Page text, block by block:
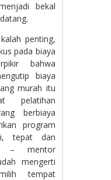
bekal
penting,
pada biaya
bahwa
biaya
murah itu
pelatihan
berbiaya
program
tepat dan
– mentor
mengerti
tempat